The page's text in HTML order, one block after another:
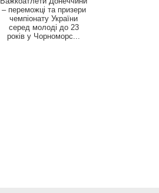
– переможці та призери
чемпіонату України
серед молоді до 23
років у Чорноморс...